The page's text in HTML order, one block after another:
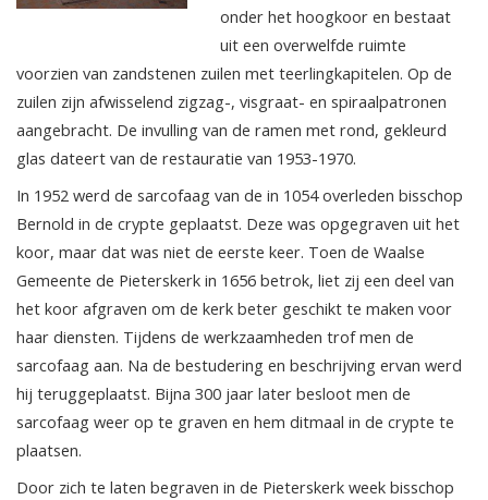
onder het hoogkoor en bestaat
uit een overwelfde ruimte
voorzien van zandstenen zuilen met teerlingkapitelen. Op de
zuilen zijn afwisselend zigzag-, visgraat- en spiraalpatronen
aangebracht. De invulling van de ramen met rond, gekleurd
glas dateert van de restauratie van 1953-1970.
In 1952 werd de sarcofaag van de in 1054 overleden bisschop
Bernold in de crypte geplaatst. Deze was opgegraven uit het
koor, maar dat was niet de eerste keer. Toen de Waalse
Gemeente de Pieterskerk in 1656 betrok, liet zij een deel van
het koor afgraven om de kerk beter geschikt te maken voor
haar diensten. Tijdens de werkzaamheden trof men de
sarcofaag aan. Na de bestudering en beschrijving ervan werd
hij teruggeplaatst. Bijna 300 jaar later besloot men de
sarcofaag weer op te graven en hem ditmaal in de crypte te
plaatsen.
Door zich te laten begraven in de Pieterskerk week bisschop